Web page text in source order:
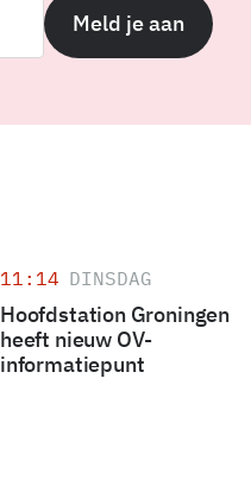
Meld je aan
11:14 DINSDAG
Hoofdstation Groningen
heeft nieuw OV-
informatiepunt